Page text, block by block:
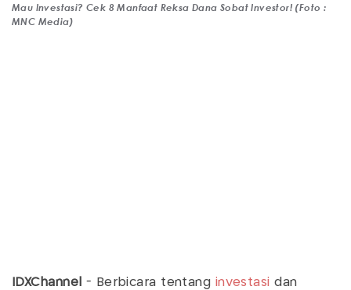
Mau Investasi? Cek 8 Manfaat Reksa Dana Sobat Investor! (Foto :
MNC Media)
IDXChannel - Berbicara tentang investasi dan